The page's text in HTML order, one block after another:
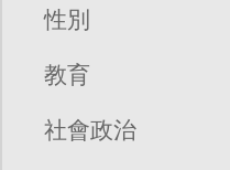
性別
教育
社會政治